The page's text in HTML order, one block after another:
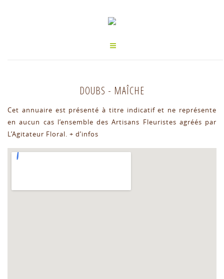
DOUBS - MAÎCHE
Cet annuaire est présenté à titre indicatif et ne représente
en aucun cas l’ensemble des Artisans Fleuristes agréés par
L’Agitateur Floral. + d’infos